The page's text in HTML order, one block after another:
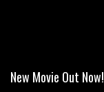
New Movie Out Now!